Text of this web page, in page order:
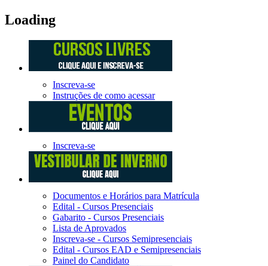
Loading
Inscreva-se
Instruções de como acessar
Inscreva-se
Documentos e Horários para Matrícula
Edital - Cursos Presenciais
Gabarito - Cursos Presenciais
Lista de Aprovados
Inscreva-se - Cursos Semipresenciais
Edital - Cursos EAD e Semipresenciais
Painel do Candidato